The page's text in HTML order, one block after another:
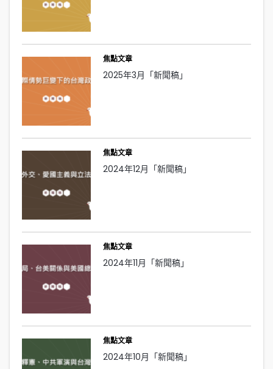
焦點文章
2025年3月「新聞稿」
焦點文章
2024年12月「新聞稿」
焦點文章
2024年11月「新聞稿」
焦點文章
2024年10月「新聞稿」